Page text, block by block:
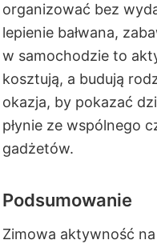
organizować bez
lepienie bałwana,
w samochodzie to
kosztują, a budują
okazja, by pokazać
płynie ze wspólnego
gadżetów.
Podsumowanie
Zimowa aktywność